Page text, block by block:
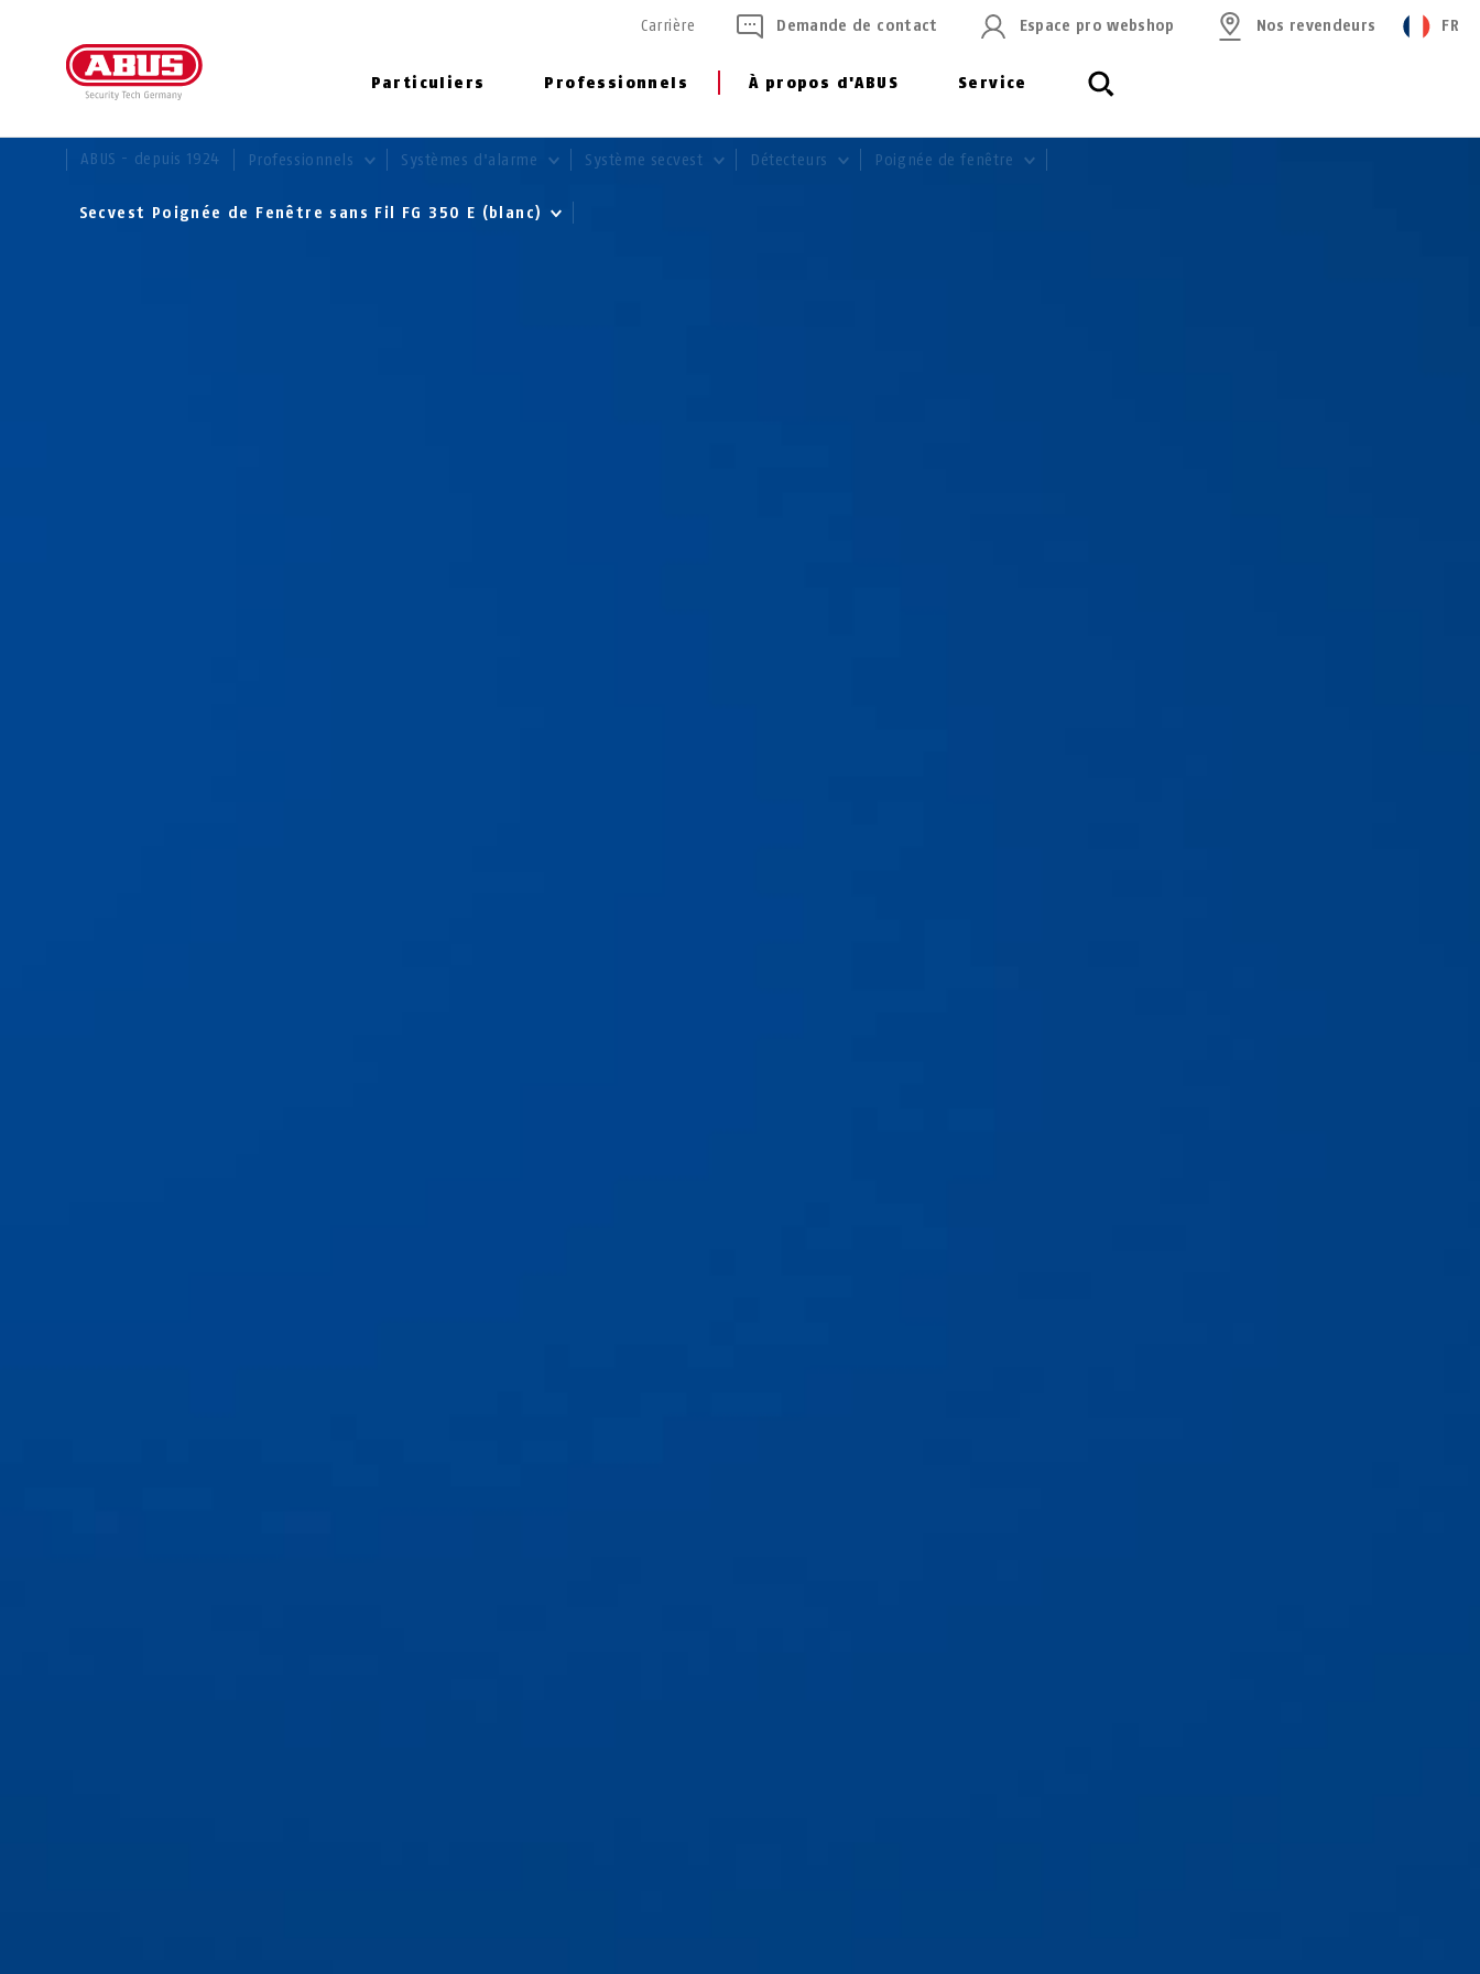
Particuliers Professionnels À propos d'ABUS Service
Carrière Demande de contact Espace pro webshop Nos revendeurs FR
VOUS ÊTES ICI:
ABUS - depuis 1924 Professionnels Systèmes d'alarme Système secvest Détecteurs Poignée de fenêtre
Secvest Poignée de Fenêtre sans Fil FG 350 E (blanc)